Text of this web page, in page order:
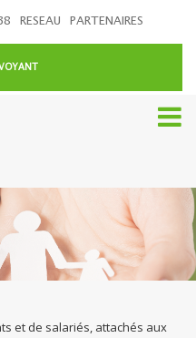
RESEAU PARTENAIRES
et de salariés, attachés aux